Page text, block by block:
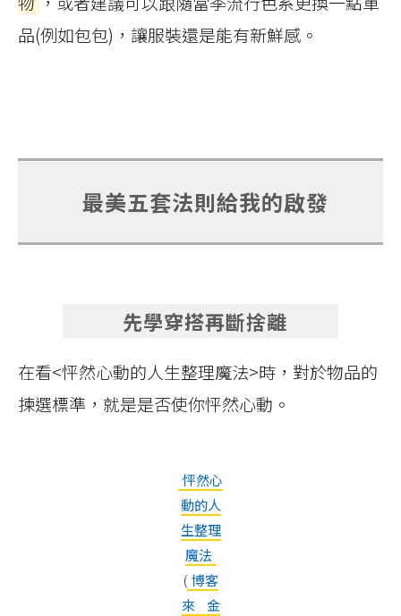
品(例如包包)，讓服裝還是能有新鮮感。
最美五套法則給我的啟發
先學穿搭再斷捨離
在看<怦然心動的人生整理魔法>時，對於物品的
揀選標準，就是是否使你怦然心動。
怦然心
動的人
生整理
魔法
( 博客
來
金